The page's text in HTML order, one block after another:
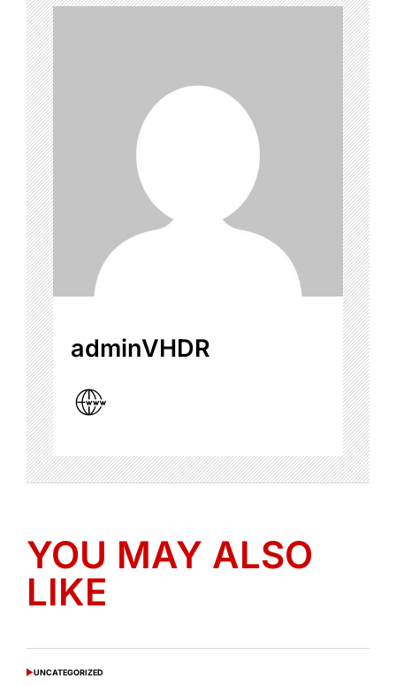
adminVHDR
YOU MAY ALSO
LIKE
POSTED
UNCATEGORIZED